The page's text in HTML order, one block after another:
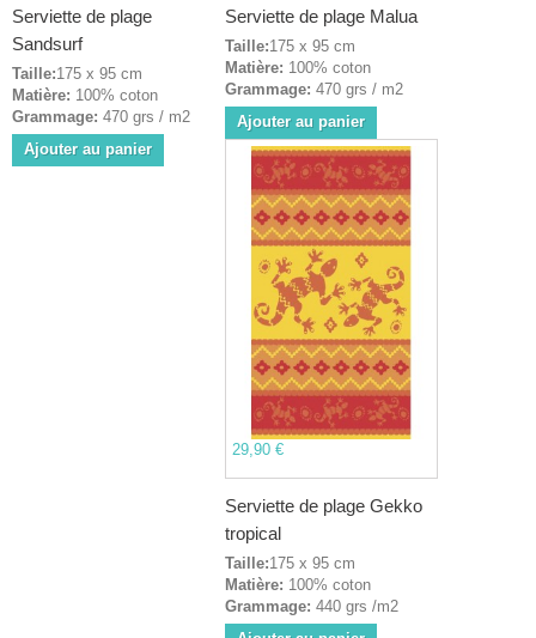
Serviette de plage
Sandsurf
Taille:175 x 95 cm
Matière: 100% coton
Grammage: 470 grs / m2
Ajouter au panier
Serviette de plage Malua
Taille:175 x 95 cm
Matière: 100% coton
Grammage: 470 grs / m2
Ajouter au panier
29,90 €
Serviette de plage Gekko
tropical
Taille:175 x 95 cm
Matière: 100% coton
Grammage: 440 grs /m2